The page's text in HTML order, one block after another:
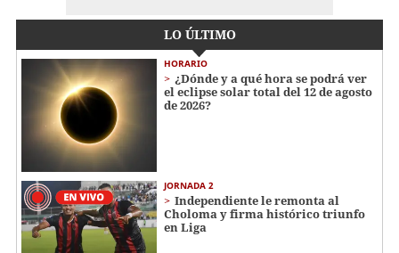
LO ÚLTIMO
HORARIO
¿Dónde y a qué hora se podrá ver
el eclipse solar total del 12 de agosto
de 2026?
JORNADA 2
Independiente le remonta al
Choloma y firma histórico triunfo
en Liga